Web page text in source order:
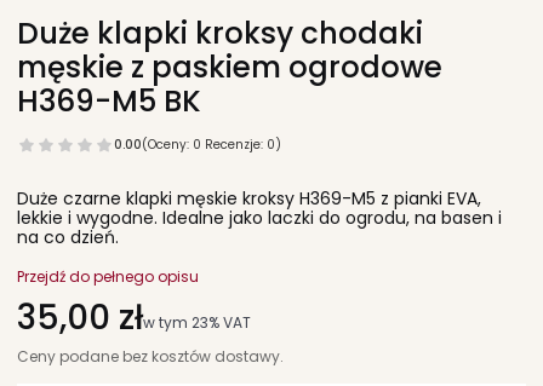
Duże klapki kroksy chodaki
męskie z paskiem ogrodowe
H369-M5 BK
0.00(Oceny: 0 Recenzje: 0)
Duże czarne klapki męskie kroksy H369-M5 z pianki EVA,
lekkie i wygodne. Idealne jako laczki do ogrodu, na basen i
na co dzień.
Przejdź do pełnego opisu
Cena
35,00 złw tym 23% VAT
w tym 23%VAT
Ceny podane bez kosztów dostawy.